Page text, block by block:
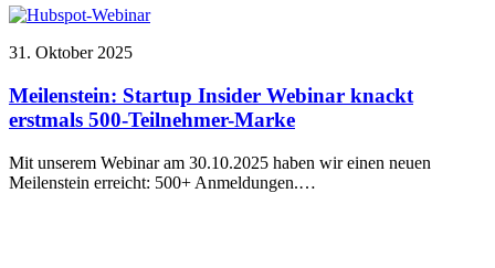
31. Oktober 2025
Meilenstein: Startup Insider Webinar knackt
erstmals 500-Teilnehmer-Marke
Mit unserem Webinar am 30.10.2025 haben wir einen neuen
Meilenstein erreicht: 500+ Anmeldungen.…